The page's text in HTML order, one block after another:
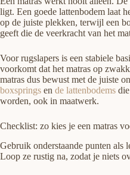
ligt. Een goede lattenbodem laat
op de juiste plekken, terwijl een
geeft die de veerkracht van het
Voor rugslapers is een stabiele
voorkomt dat het matras op
matras dus bewust met de juiste
boxsprings en de lattenbodems
worden, ook in maatwerk.
Checklist: zo kies je een matras
Gebruik onderstaande punten als
Loop ze rustig na, zodat je niets